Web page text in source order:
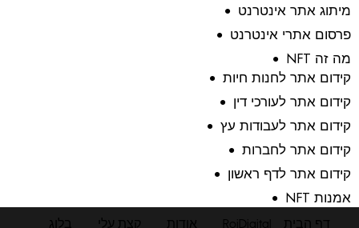
מיתוג אתר אינטרנט
פרסום אתרי אינטרנט
מה זה NFT
קידום אתר לחנות חיות
קידום אתר לעורכי דין
קידום אתר לעבודות עץ
קידום אתר לחברות
קידום אתר לדף ראשון
אמנות NFT
דף הבית RoiDigital אודות קצת עלי בלוג